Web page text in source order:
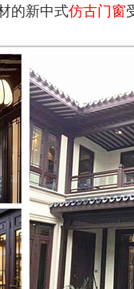
的新中式仿古门窗